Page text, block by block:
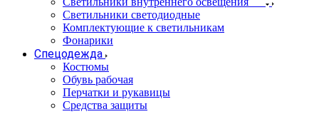
Светильники светодиодные
Комплектующие к светильникам
Фонарики
Спецодежда
Костюмы
Обувь рабочая
Перчатки и рукавицы
Средства защиты